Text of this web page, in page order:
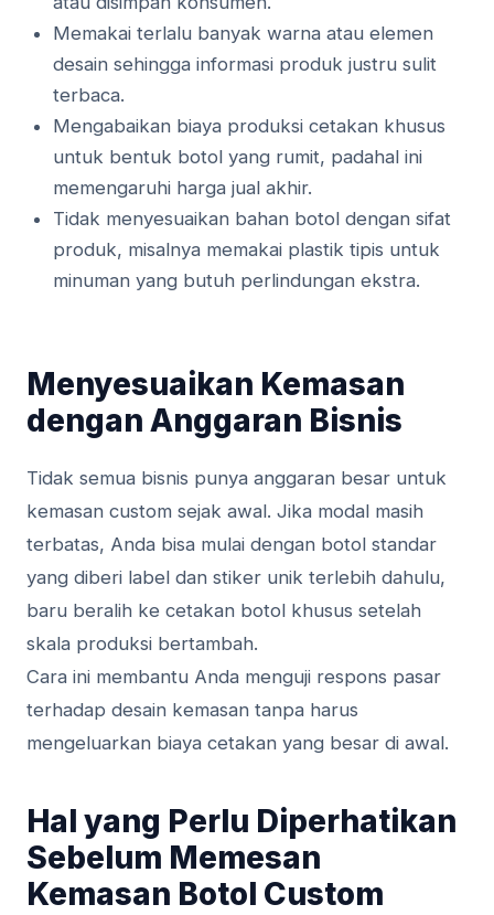
Memakai terlalu banyak warna atau elemen
desain sehingga informasi produk justru sulit
terbaca.
Mengabaikan biaya produksi cetakan khusus
untuk bentuk botol yang rumit, padahal ini
memengaruhi harga jual akhir.
Tidak menyesuaikan bahan botol dengan sifat
produk, misalnya memakai plastik tipis untuk
minuman yang butuh perlindungan ekstra.
Menyesuaikan Kemasan
dengan Anggaran Bisnis
Tidak semua bisnis punya anggaran besar untuk
kemasan custom sejak awal. Jika modal masih
terbatas, Anda bisa mulai dengan botol standar
yang diberi label dan stiker unik terlebih dahulu,
baru beralih ke cetakan botol khusus setelah
skala produksi bertambah.
Cara ini membantu Anda menguji respons pasar
terhadap desain kemasan tanpa harus
mengeluarkan biaya cetakan yang besar di awal.
Hal yang Perlu Diperhatikan
Sebelum Memesan
Kemasan Botol Custom